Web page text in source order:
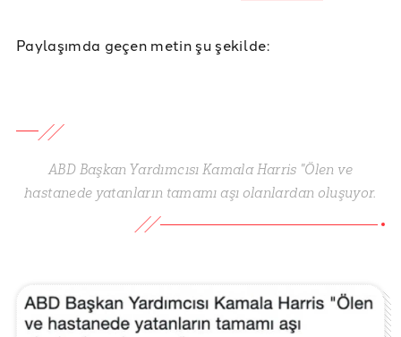
Paylaşımda geçen metin şu şekilde:
ABD Başkan Yardımcısı Kamala Harris "Ölen ve
hastanede yatanların tamamı aşı olanlardan oluşuyor.